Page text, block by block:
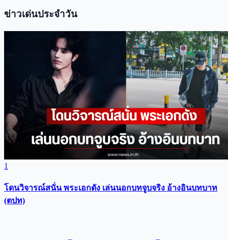
ข่าวเด่นประจำวัน
1
โดนวิจารณ์สนั่น พระเอกดัง เล่นนอกบทจูบจริง อ้างอินบทบาท
(ตปท)